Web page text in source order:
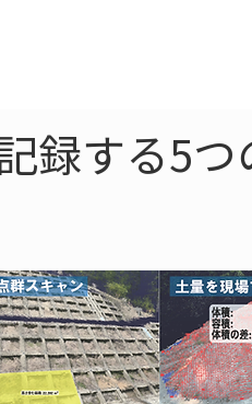
録する5